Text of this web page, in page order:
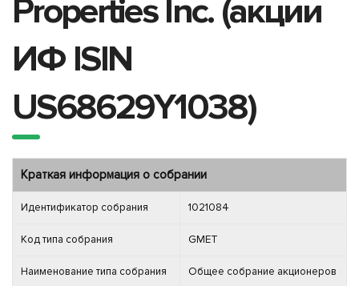
Properties Inc. (акции
ИФ ISIN
US68629Y1038)
Краткая информация о собрании
Идентификатор собрания 1021084
Код типа собрания GMET
Наименование типа собрания Общее собрание акционеров